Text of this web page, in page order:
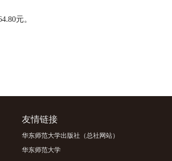
元。
友情链接
华东师范大学出版社（总社网站）
华东师范大学